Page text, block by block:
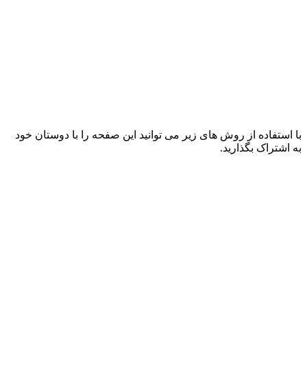
با استفاده از روش های زیر می توانید این صفحه را با دوستان خود
به اشتراک بگذارید.